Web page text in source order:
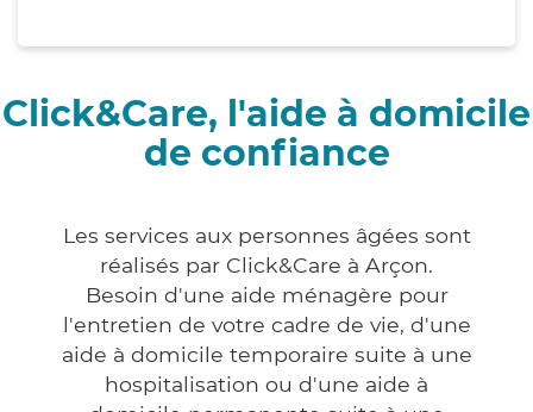
Click&Care, l'aide à domicile
de confiance
Les services aux personnes âgées sont
réalisés par Click&Care à Arçon.
Besoin d'une aide ménagère pour
l'entretien de votre cadre de vie, d'une
aide à domicile temporaire suite à une
hospitalisation ou d'une aide à